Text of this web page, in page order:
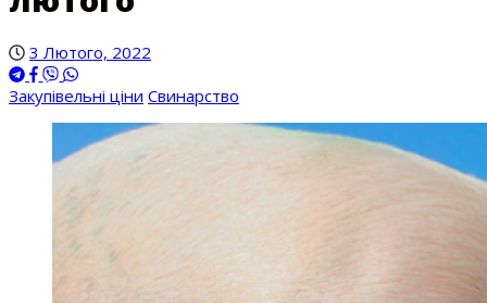
3 Лютого, 2022
Закупівельні ціни Свинарство